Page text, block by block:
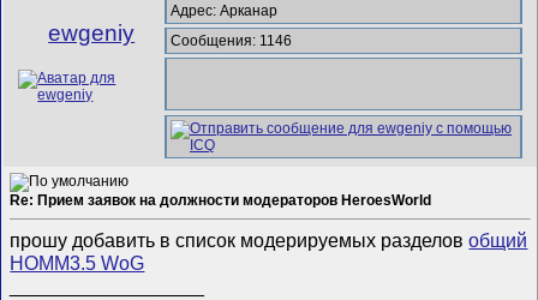
ewgeniy
Адрес: Арканар
Сообщения: 1146
Re: Прием заявок на должности модераторов HeroesWorld
прошу добавить в список модерируемых разделовобщий
HOMM3.5 WoG